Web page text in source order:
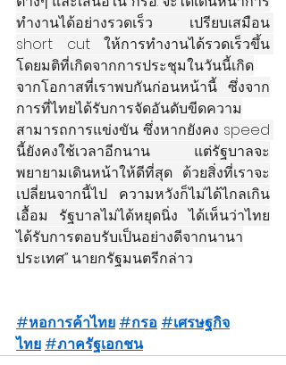
ทำงานได้อย่างรวดเร็ว เปรียบเสมือน
short cut ให้การทำงานได้รวดเร็วขึ้น
โดยมติที่เกิดจากการประชุมในวันนี้เกิด
จากโอกาสที่เราพบกันก่อนหน้านี้ ซึ่งจาก
การที่ไทยได้รับการจัดอันดับขีดความ
สามารถการแข่งขัน ซึ่งหากยังคง speed
นี้ยังคงใช้เวลาอีกนาน แต่รัฐบาลจะ
พยายามเดินหน้าให้ดีที่สุด ด้วยสิ่งที่เราจะ
เปลี่ยนจากนี้ไป ความหวังก็ไม่ได้ไกลเกิน
เอื้อม รัฐบาลไม่ได้หยุดนิ่ง ได้เห็นว่าไทย
ได้รับการตอบรับเป็นอย่างดีจากนานา
ประเทศ” นายกรัฐมนตรีกล่าว
#หอการค้าไทย #กรอ #เศรษฐกิจ
ไทย #ภาครัฐเอกชน